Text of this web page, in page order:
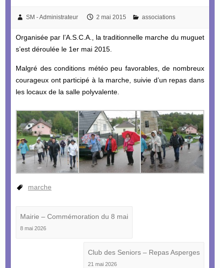
SM - Administrateur 2 mai 2015 associations
Organisée par l’A.S.C.A., la traditionnelle marche du muguet
s’est déroulée le 1er mai 2015.
Malgré des conditions météo peu favorables, de nombreux
courageux ont participé à la marche, suivie d’un repas dans
les locaux de la salle polyvalente.
marche
Mairie – Commémoration du 8 mai
8 mai 2026
Club des Seniors – Repas Asperges
21 mai 2026